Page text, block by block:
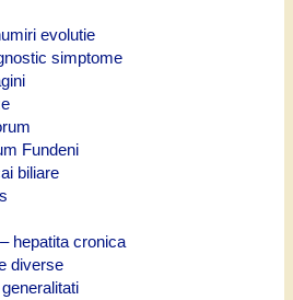
evolutie
simptome
Fundeni
biliare
hepatita cronica
diverse